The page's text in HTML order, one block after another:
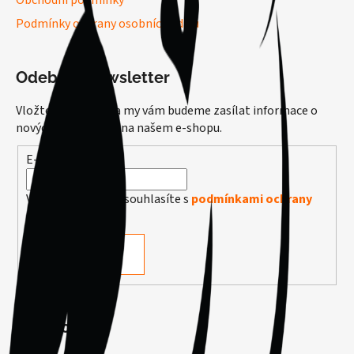
Podmínky ochrany osobních údajů
Odebírat newsletter
Vložte svůj e-mail a my vám budeme zasílat informace o
nových produktech na našem e-shopu.
E-mail
Vložením e-mailu souhlasíte s podmínkami ochrany
osobních údajů
PŘIHLÁSIT SE
Facebook